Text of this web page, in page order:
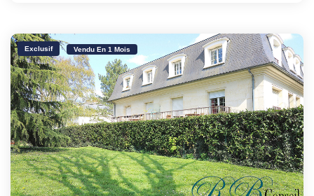
Exclusif Vendu En 1 Mois